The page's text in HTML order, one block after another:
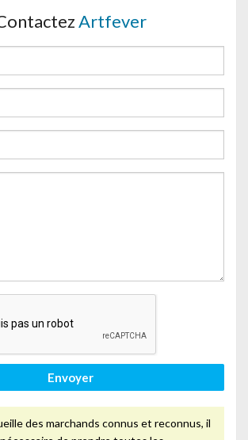
Artfever
Envoyer
des marchands connus et reconnus, il